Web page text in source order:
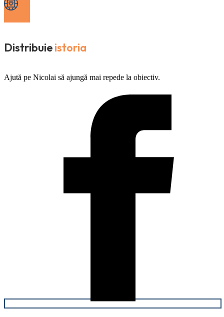
Distribuieistoria
Ajută pe Nicolai să ajungă mai repede la obiectiv.